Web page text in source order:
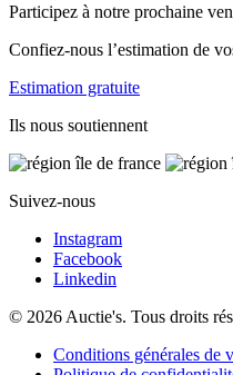
Participez à notre prochaine
Confiez-nous l’estimation de
Estimation gratuite
Ils nous soutiennent
Suivez-nous
Instagram
Facebook
Linkedin
© 2026 Auctie's. Tous droits
Conditions générales de